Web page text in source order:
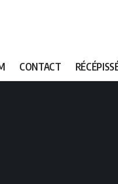
CONTACT